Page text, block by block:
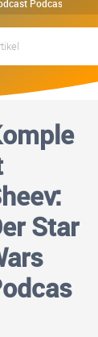
Podcast
Star